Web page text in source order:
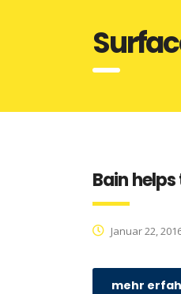
Bain
Januar 22,
mehr